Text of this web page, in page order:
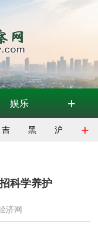
娱乐 +
吉 黑 沪 +
科学养护
济网